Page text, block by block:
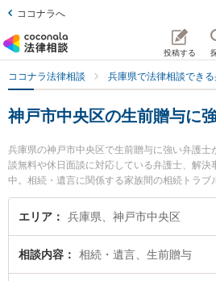
ココナラへ
投稿する
ココナラ法律相談 兵庫県で法律相談でき
神戸市中央区の生前贈与に
兵庫県の神戸市中央区で生前贈与に強い弁護士
談無料や休日面談に対応している弁護士、解決
中。相続・遺言に関係する家族間の相続トラブ
の細かな分野での絞り込み検索もでき便利で
小西 裕太弁護士や神戸山手法律事務所の津田
ぐに弁護士に相談したい』『生前贈与のトラブ
士を検索したい』『初回相談無料で生前贈与
エリア 兵庫県、神戸市中央区
相談内容 相続・遺言、生前贈与